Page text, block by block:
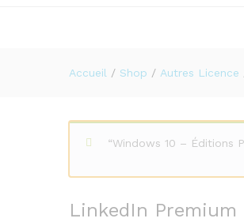
Accueil / Shop / Autres Licence
“Windows 10 – Éditions
LinkedIn Premium